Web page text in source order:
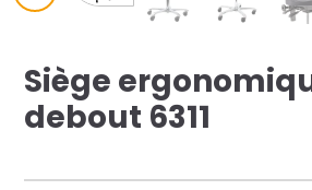
Siège
debout 6311